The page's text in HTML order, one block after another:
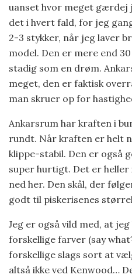
uanset hvor meget gærdej
det i hvert fald, for jeg
2-3 stykker, når jeg laver
model. Den er mere end
stadig som en drøm.
meget, den er faktisk
man skruer op for
Ankarsrum har kraften i
rundt. Når kraften er helt
klippe-stabil. Den er også
super hurtigt. Det er
ned her. Den skål, der
godt til piskerisenes
Jeg er også vild med, at
forskellige farver (say
forskellige slags sort at
altså ikke ved Kenwood…